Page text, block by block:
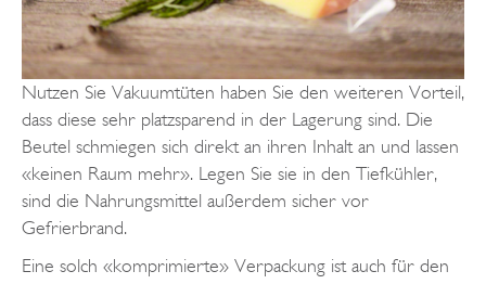
Nutzen Sie Vakuumtüten haben Sie den weiteren Vorteil,
dass diese sehr platzsparend in der Lagerung sind. Die
Beutel schmiegen sich direkt an ihren Inhalt an und lassen
«keinen Raum mehr». Legen Sie sie in den Tiefkühler,
sind die Nahrungsmittel außerdem sicher vor
Gefrierbrand.
Eine solch «komprimierte» Verpackung ist auch für den